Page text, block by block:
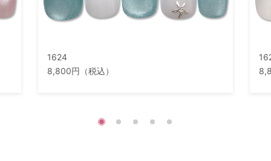
1624
8,800円（税込）